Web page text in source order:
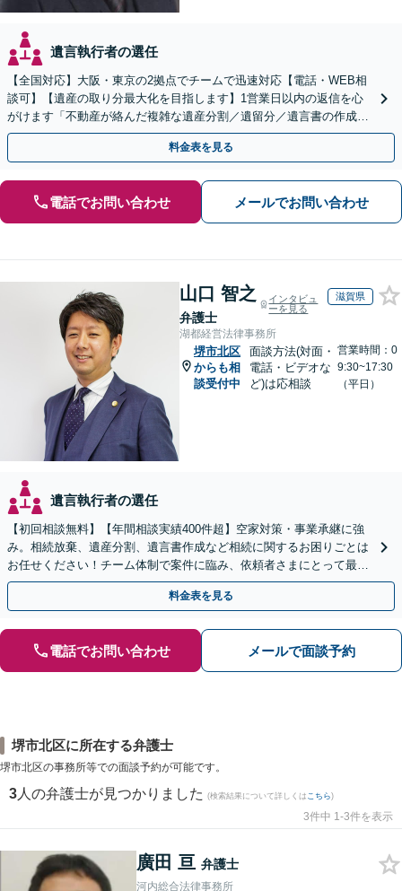
遺言執行者の選任
【全国対応】大阪・東京の2拠点でチームで迅速対応【電話・WEB相
談可】【遺産の取り分最大化を目指します】1営業日以内の返信を心
がけます「不動産が絡んだ複雑な遺産分割／遺留分／遺言書の作成・
執行／事業承継など、お任せください」【休日相談あり】
料金表を見る
電話でお問い合わせ メールでお問い合わせ
山口 智之
弁護士
インタビュ
ーを見る
滋賀県
湖都経営法律事務所
堺市北区
からも相
談受付中
面談方法(対面・
電話・ビデオな
ど)は応相談
営業時間：0
9:30~17:30
（平日）
遺言執行者の選任
【初回相談無料】【年間相談実績400件超】空家対策・事業承継に強
み。相続放棄、遺産分割、遺言書作成など相続に関するお困りごとは
お任せください！チーム体制で案件に臨み、依頼者さまにとって最善
の解決を目指します【堅田駅4分】【無料駐車場あり】
料金表を見る
電話でお問い合わせ メールで面談予約
堺市北区に所在する弁護士
堺市北区の事務所等での面談予約が可能です。
3 人の弁護士が見つかりました (検索結果について詳しくは こちら)
3件中 1-3件を表示
廣田 亘 弁護士
河内総合法律事務所